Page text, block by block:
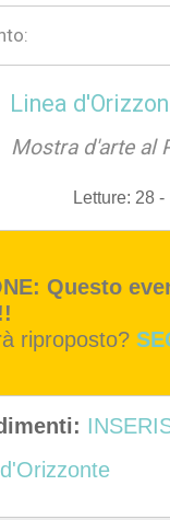
Linea
Mostra d'arte al
Letture: 28 -
Questo
riproposto?